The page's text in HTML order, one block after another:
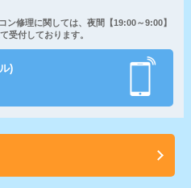
修理に関しては、夜間【19:00～9:00】
受付しております。
)